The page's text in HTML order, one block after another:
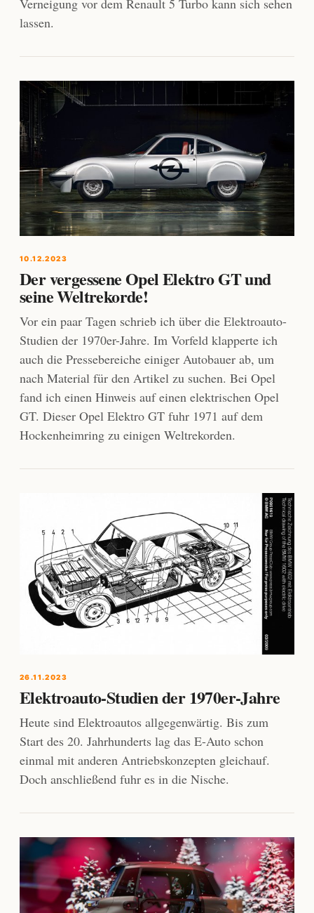
Verneigung vor dem Renault 5 Turbo kann sich sehen
lassen.
10.12.2023
Der vergessene Opel Elektro GT und
seine Weltrekorde!
Vor ein paar Tagen schrieb ich über die Elektroauto-
Studien der 1970er-Jahre. Im Vorfeld klapperte ich
auch die Pressebereiche einiger Autobauer ab, um
nach Material für den Artikel zu suchen. Bei Opel
fand ich einen Hinweis auf einen elektrischen Opel
GT. Dieser Opel Elektro GT fuhr 1971 auf dem
Hockenheimring zu einigen Weltrekorden.
26.11.2023
Elektroauto-Studien der 1970er-Jahre
Heute sind Elektroautos allgegenwärtig. Bis zum
Start des 20. Jahrhunderts lag das E-Auto schon
einmal mit anderen Antriebskonzepten gleichauf.
Doch anschließend fuhr es in die Nische.